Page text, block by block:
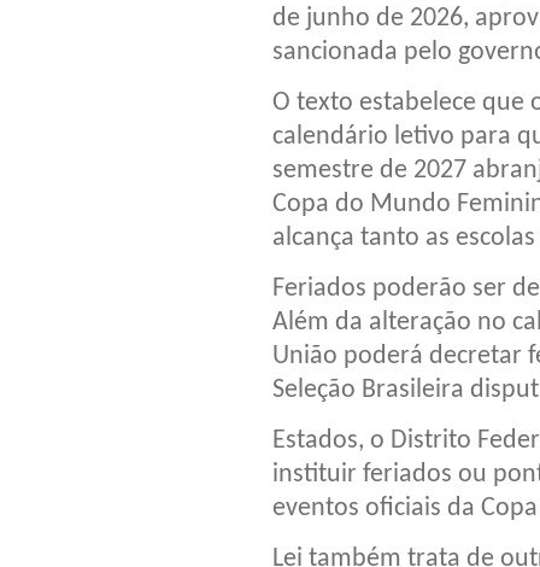
de junho de 2026,
sancionada pelo
O texto estabelece que
calendário letivo para
semestre de 2027
Copa do Mundo
alcança tanto as
Feriados poderão ser
Além da alteração no
União poderá decretar
Seleção Brasileira
Estados, o Distrito
instituir feriados ou
eventos oficiais da
Lei também trata de